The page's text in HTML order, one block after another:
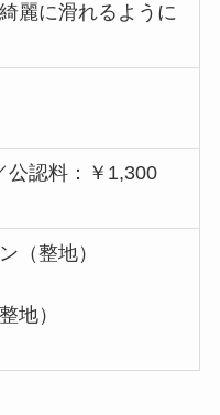
麗に滑れるように
公認料：￥1,300
（整地）
地）